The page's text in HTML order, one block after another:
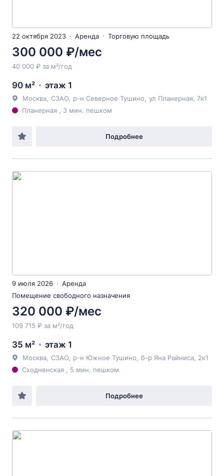
22 октября 2023 Аренда Торговую площадь
300 000 ₽/мес
40 000 ₽ за м²/год
90 м² этаж 1
Москва СЗАО р-н Северное Тушино ул Планерная , 7к1
Планерная , 3 мин. пешком
Подробнее
9 июля 2026
Аренда
Помещение свободного назначения
320 000 ₽/мес
109 715 ₽ за м²/год
35 м² этаж 1
Москва СЗАО р-н Южное Тушино б-р Яна Райниса , 2к1
Сходненская , 5 мин. пешком
Подробнее